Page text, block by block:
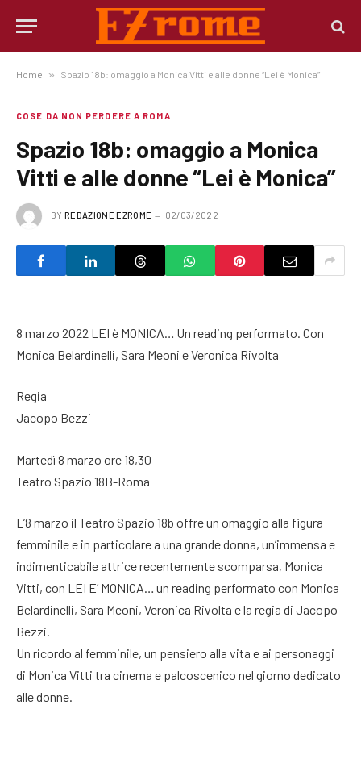
Home » Spazio 18b: omaggio a Monica Vitti e alle donne “Lei è Monica”
COSE DA NON PERDERE A ROMA
Spazio 18b: omaggio a Monica
Vitti e alle donne “Lei è Monica”
BY REDAZIONE EZROME 02/03/2022
8 marzo 2022 LEI è MONICA… Un reading performato. Con
Monica Belardinelli, Sara Meoni e Veronica Rivolta
Regia
Jacopo Bezzi
Martedì 8 marzo ore 18,30
Teatro Spazio 18B-Roma
L’8 marzo il Teatro Spazio 18b offre un omaggio alla figura
femminile e in particolare a una grande donna, un’immensa e
indimenticabile attrice recentemente scomparsa, Monica
Vitti, con LEI E’ MONICA… un reading performato con Monica
Belardinelli, Sara Meoni, Veronica Rivolta e la regia di Jacopo
Bezzi.
Un ricordo al femminile, un pensiero alla vita e ai personaggi
di Monica Vitti tra cinema e palcoscenico nel giorno dedicato
alle donne.